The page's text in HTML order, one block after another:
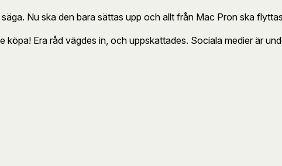
Nu ska den bara sättas upp och allt från Mac Pron ska
Era råd vägdes in, och uppskattades. Sociala medier är